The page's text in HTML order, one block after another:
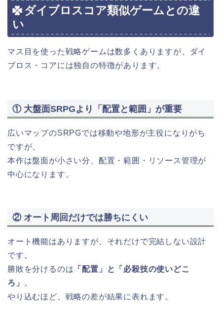
ダイブロスコア類似ゲームとの違
い
マス目を使った戦略ゲームは数多くありますが、ダイ
ブロス・コアには独自の特徴があります。
① 大盤面SRPGより「配置と範囲」が重要
広いマップのSRPGでは移動や地形が主役になりがち
ですが、
本作は盤面が小さい分、配置・範囲・リソース管理が
中心になります。
② オート周回だけでは勝ちにくい
オート機能はありますが、それだけで完結しない設計
です。
勝敗を分けるのは 「配置」と「必殺技の使いどこ
ろ」
。
やり込むほど、戦略の差が結果に表れます。